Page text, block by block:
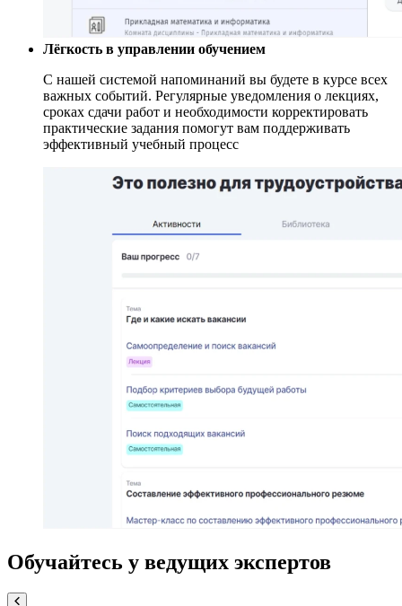
Лёгкость в управлении обучением
С нашей системой напоминаний вы будете в курсе всех
важных событий. Регулярные уведомления о лекциях,
сроках сдачи работ и необходимости корректировать
практические задания помогут вам поддерживать
эффективный учебный процесс
Обучайтесь у ведущих экспертов